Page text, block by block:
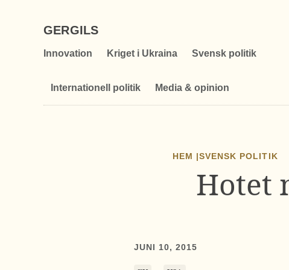
GERGILS
Innovation Kriget i Ukraina Svensk politik
Internationell politik Media & opinion
HEM |SVENSK POLITIK
Hotet
JUNI 10, 2015